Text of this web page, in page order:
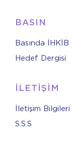
BASIN
Basında İHKİB
Hedef Dergisi
İLETİŞİM
İletişim Bilgileri
S.S.S